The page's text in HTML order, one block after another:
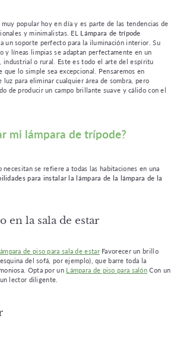
popular hoy en día y es parte de las tendencias de
y minimalistas. EL Lámpara de trípode
un soporte perfecto para la iluminación interior. Su
y líneas limpias se adaptan perfectamente en un
industrial o rural. Este es todo el arte del espíritu
que lo simple sea excepcional. Pensaremos en
para eliminar cualquier área de sombra, pero
de producir un campo brillante suave y cálido con el
mi lámpara de trípode?
se refiere a todas las habitaciones en una
para instalar la lámpara de la lámpara de la
en la sala de estar
de piso para sala de estarFavorecer un brillo
del sofá, por ejemplo), que barre toda la
Opta por un Lámpara de piso para salón Con un
lector diligente.